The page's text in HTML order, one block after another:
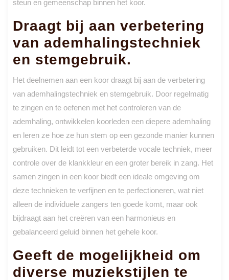
steun en gemeenschap binnen het koor.
Draagt bij aan verbetering
van ademhalingstechniek
en stemgebruik.
Het deelnemen aan een koor draagt bij aan de verbetering
van ademhalingstechniek en stemgebruik. Door regelmatig
te zingen en te oefenen met het controleren van de
ademhaling, ontwikkelen koorleden een diepere ademhaling
en leren ze hoe ze hun stem op een gezonde manier kunnen
gebruiken. Dit leidt tot een verbeterde vocale techniek, meer
controle over de klankkleur en een groter bereik in zang. Het
samen zingen in een koor biedt een ideale omgeving om
deze technieken te verfijnen en te perfectioneren, wat niet
alleen de individuele zangers ten goede komt, maar ook
bijdraagt aan het creëren van een harmonieus en
gebalanceerd geluid binnen het gehele koor.
Geeft de mogelijkheid om
diverse muziekstijlen te